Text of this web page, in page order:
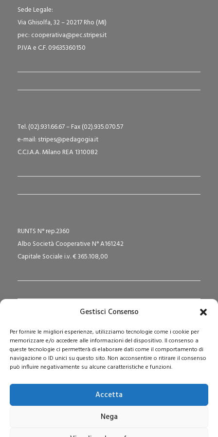
Gestisci Consenso
Per fornire le migliori esperienze, utilizziamo tecnologie come i cookie per
memorizzare e/o accedere alle informazioni del dispositivo. Il consenso a
queste tecnologie ci permetterà di elaborare dati come il comportamento di
navigazione o ID unici su questo sito. Non acconsentire o ritirare il consenso
può influire negativamente su alcune caratteristiche e funzioni.
Accetta
Nega
Sede Legale:
Via Ghisolfa, 32 – 20217 Rho (MI)
pec: cooperativa@pec.stripes.it
P.IVA e C.F. 09635360150
Tel. (02).931.66.67 – Fax (02).935.070.57
e-mail: stripes@pedagogia.it
C.C.I.A.A. Milano REA 1310082
RUNTS N° rep.2360
Albo Società Cooperative N° A161242
Capitale Sociale i.v. € 365.108,00
Via San Domenico Savio, 6 – 20017 Rho (MI)
Reg. Tribunale: n. 187 del 29/03/97 | ISSN: 1593-2259
Web:www.pedagogia.it